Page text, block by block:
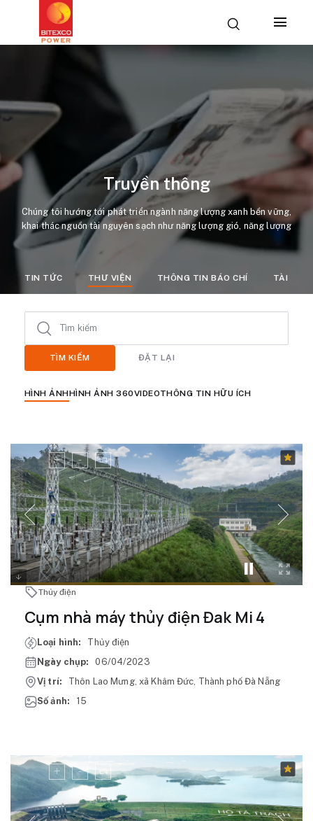
Truyền thông
Chúng tôi hướng tới phát triển ngành năng lượng xanh bền vững,
khai thác nguồn tài nguyên sạch như năng lượng gió, năng lượng
TIN TỨC THƯ VIỆN THÔNG TIN BÁO CHÍ TÀI LIỆU
TÌM KIẾM ĐẶT LẠI
HÌNH ẢNHHÌNH ẢNH 360VIDEOTHÔNG TIN HỮU ÍCH
Thủy điện
Cụm nhà máy thủy điện Đak Mi 4
Loại hình:
Thủy điện
Ngày chụp:
06/04/2023
Vị trí:
Thôn Lao Mưng, xã Khâm Đức, Thành phố Đà Nẵng
Số ảnh:
15